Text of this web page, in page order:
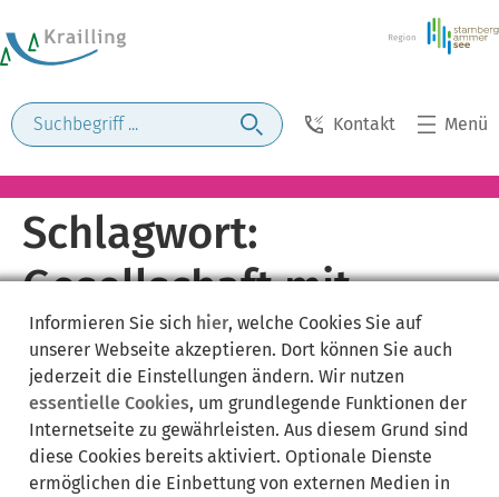
Kontakt Menü
Schlagwort:
Gesellschaft mit
beschränkter Haftung
Informieren Sie sich hier, welche Cookies Sie auf
unserer Webseite akzeptieren. Dort können Sie auch
jederzeit die Einstellungen ändern. Wir nutzen
essentielle Cookies, um grundlegende Funktionen der
Internetseite zu gewährleisten. Aus diesem Grund sind
diese Cookies bereits aktiviert. Optionale Dienste
ermöglichen die Einbettung von externen Medien in